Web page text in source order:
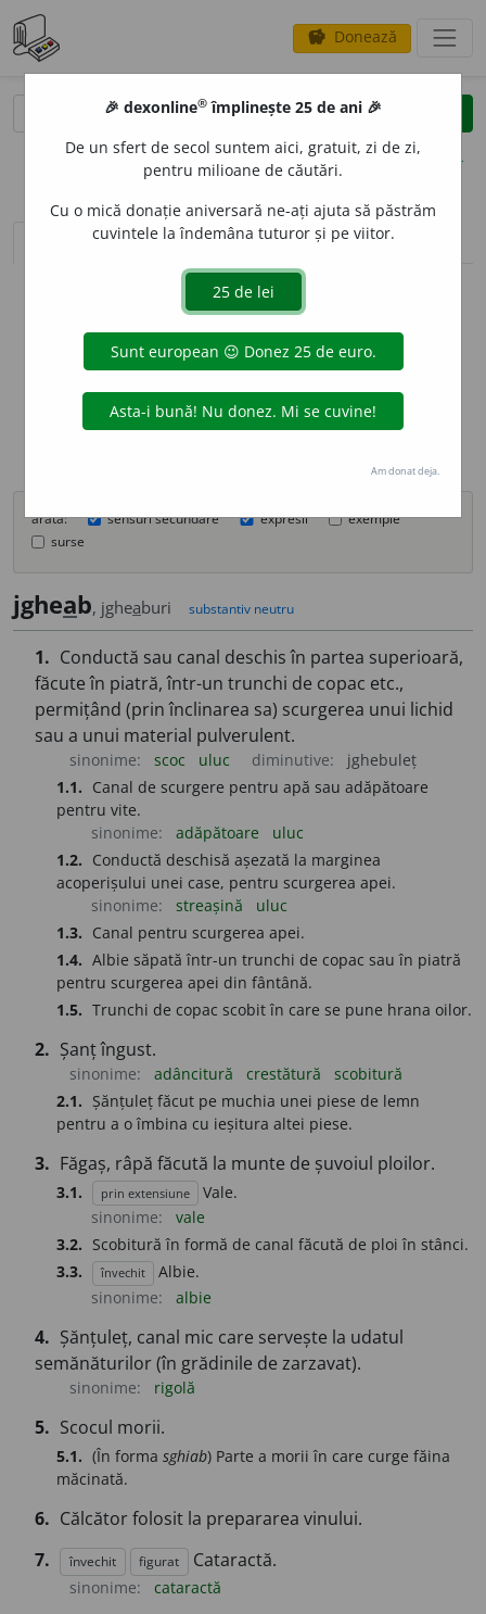
savings Donează
clear
opțiuni
sinteza definițiilor (1) definiții (24) declinări
info
Aceste definiții sunt compilate de
echipa dexonline. Definițiile
originale se află pe filadefiniții.
preferințe
arată: sensuri secundare expresii
exemple
surse
jgheab, jgheaburi substantiv neutru
1. Conductă sau canal deschis în partea superioară,
făcute în piatră, într-un trunchi de copac etc.,
permițând (prin înclinarea sa) scurgerea unui lichid
sau a unui material pulverulent.
sinonime: scoc uluc diminutive:
jghebuleț
1.1. Canal de scurgere pentru apă sau adăpătoare
pentru vite.
sinonime:
adăpătoare
uluc
1.2. Conductă deschisă așezată la marginea
acoperișului unei case, pentru scurgerea apei.
sinonime:
streașină
uluc
1.3. Canal pentru scurgerea apei.
1.4. Albie săpată într-un trunchi de copac sau în piatră
pentru scurgerea apei din fântână.
1.5. Trunchi de copac scobit în care se pune hrana oilor.
2. Șanț îngust.
sinonime: adâncitură crestătură
scobitură
2.1. Șănțuleț făcut pe muchia unei piese de lemn
pentru a o îmbina cu ieșitura altei piese.
3. Făgaș, râpă făcută la munte de șuvoiul ploilor.
3.1. prin extensiune
Vale.
sinonime:
vale
3.2. Scobitură în formă de canal făcută de ploi în stânci.
3.3.
învechit
Albie.
sinonime:
albie
4. Șănțuleț, canal mic care servește la udatul
semănăturilor (în grădinile de zarzavat).
sinonime: rigolă
5. Scocul morii.
5.1. (În forma sghiab) Parte a morii în care curge făina
măcinată.
6. Călcător folosit la prepararea vinului.
7.
învechit figurat Cataractă.
sinonime: cataractă
🎉 dexonline® împlinește 25 de ani 🎉
De un sfert de secol suntem aici, gratuit, zi de zi,
pentru milioane de căutări.
Cu o mică donație aniversară ne-ați ajuta să păstrăm
cuvintele la îndemâna tuturor și pe viitor.
Am donat deja.